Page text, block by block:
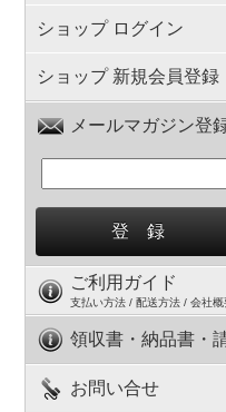
ショップ ログイン
ショップ 新規会員登録
メールマガジン登
ご利用ガイド
支払い方法 / 配送方法 / 会社概
領収書・納品書・
お問い合せ